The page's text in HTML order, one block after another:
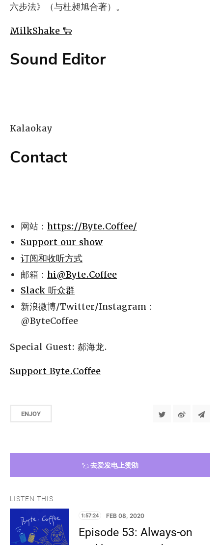
六步法》（与杜昶旭合著）。
MilkShake 🐑
Sound Editor
Kalaokay
Contact
网站： https://Byte.Coffee/
Support our show
订阅和收听方式
邮箱： hi@Byte.Coffee
Slack 听众群
新浪微博/Twitter/Instagram：
@ByteCoffee
Special Guest: 郝海龙.
Support Byte.Coffee
ENJOY
去爱发电上赞助
LISTEN THIS
1:57:24 FEB 08, 2020
Episode 53: Always-on